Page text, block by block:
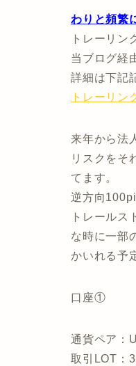
わりと頻繁
トレーリン
当ブログ経
詳細は下記
トレーリン
来年から法
リスクをそ
てます。
逆方向
トレールス
な時に一部
かいれる予
口座①
通貨ペア：
取引LOT：